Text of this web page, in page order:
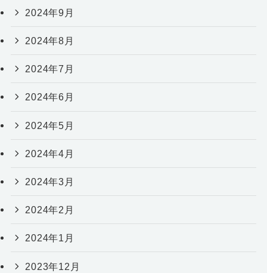
2024年9月
2024年8月
2024年7月
2024年6月
2024年5月
2024年4月
2024年3月
2024年2月
2024年1月
2023年12月